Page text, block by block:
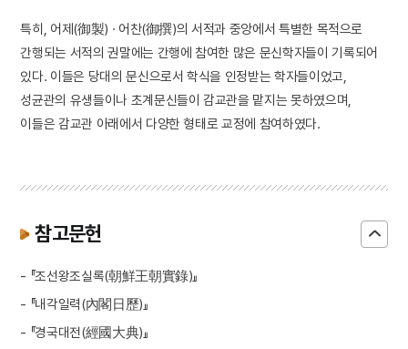
특히, 어제(御製) · 어찬(御撰)의 서적과 중앙에서 특별한 목적으로
간행되는 서적의 권말에는 간행에 참여한 많은 문신학자들이 기록되어
있다. 이들은 당대의 문신으로서 학식을 인정받는 학자들이었고,
성균관의 유생들이나 초계문신들이 감교관을 맡지는 못하였으며,
이들은 감교관 아래에서 다양한 형태로 교정에 참여하였다.
참고문헌
- 『조선왕조실록(朝鮮王朝實錄)』
- 『내각일력(內閣日歷)』
- 『경국대전(經國大典)』